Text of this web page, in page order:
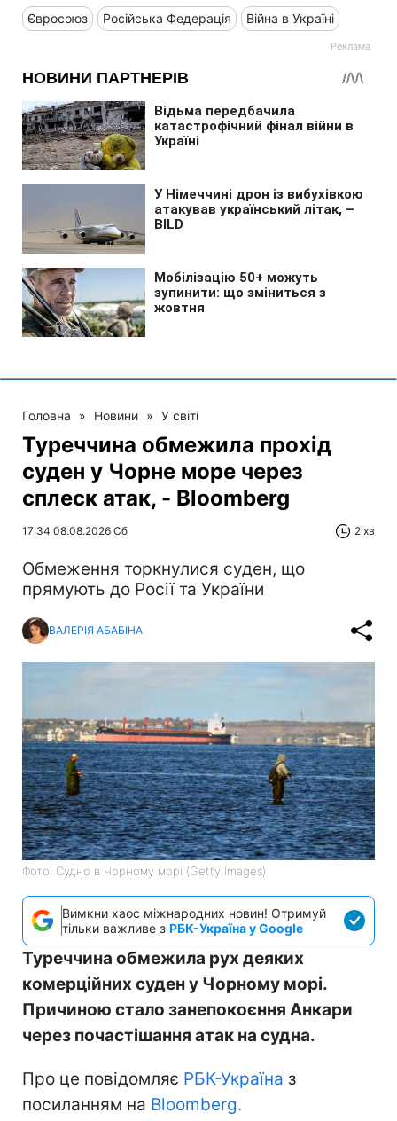
Євросоюз Російська Федерація Війна в Україні
Головна » Новини » У світі
Туреччина обмежила прохід
суден у Чорне море через
сплеск атак, - Bloomberg
17:34 08.08.2026 Сб 2 хв
Обмеження торкнулися суден, що
прямують до Росії та України
ВАЛЕРІЯ АБАБІНА
Фото: Судно в Чорному морі (Getty Images)
Вимкни хаос міжнародних новин! Отримуй
тільки важливе з РБК-Україна у Google
Туреччина обмежила рух деяких
комерційних суден у Чорному морі.
Причиною стало занепокоєння Анкари
через почастішання атак на судна.
Про це повідомляє РБК-Україна з
посиланням на Bloomberg.